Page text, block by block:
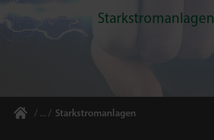
Starkstromanlagen
Starkstromanlagen